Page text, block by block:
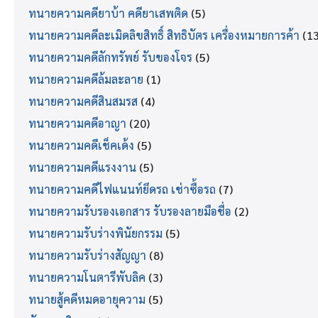
ทนายความคดียาบ้า คดียาเสพติด (5)
ทนายความคดีละเมิดลิขสิทธิ์ สิทธิบัตร เครื่องหมายการค้า
ทนายความคดีลักทรัพย์ รับของโจร (5)
ทนายความคดีล้มละลาย (1)
ทนายความคดีสินสมรส (4)
ทนายความคดีอาญา (20)
ทนายความคดีเช็คเด้ง (5)
ทนายความคดีแรงงาน (5)
ทนายความคดีไฟแนนท์ยึดรถ เช่าซื้อรถ (7)
ทนายความรับรองเอกสาร รับรองลายมือชื่อ (2)
ทนายความรับร่างพินัยกรรม (5)
ทนายความรับร่างสัญญา (8)
ทนายความโนตารีพับลิค (3)
ทนายสู้คดีหมดอายุความ (5)